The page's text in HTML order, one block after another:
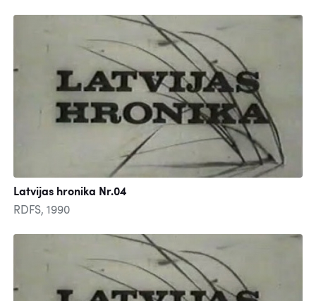
Latvijas hronika Nr.04
RDFS, 1990